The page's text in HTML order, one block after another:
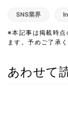
SNS業界
※本記事は掲載時点
ます。予めご了承く
あわせて